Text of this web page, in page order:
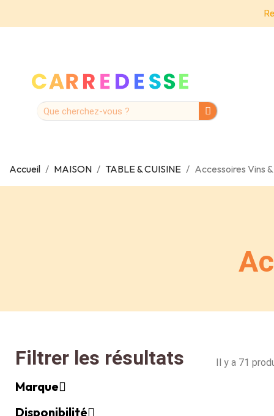
Accueil MAISON TABLE & CUISINE Accessoires Vins
Filtrer les résultats
Marque
Disponibilité
Il y a 71